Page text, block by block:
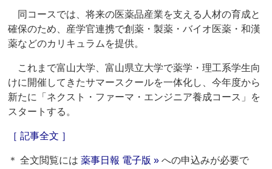
同コースでは、将来の医薬品産業を支える人材の育成と
確保のため、産学官連携で創薬・製薬・バイオ医薬・和漢
薬などのカリキュラムを提供。
これまで富山大学、富山県立大学で薬学・理工系学生向
けに開催してきたサマースクールを一体化し、今年度から
新たに「ネクスト・ファーマ・エンジニア養成コース」を
スタートする。
［ 記事全文 ］
＊ 全文閲覧には薬事日報 電子版 » への申込みが必要で